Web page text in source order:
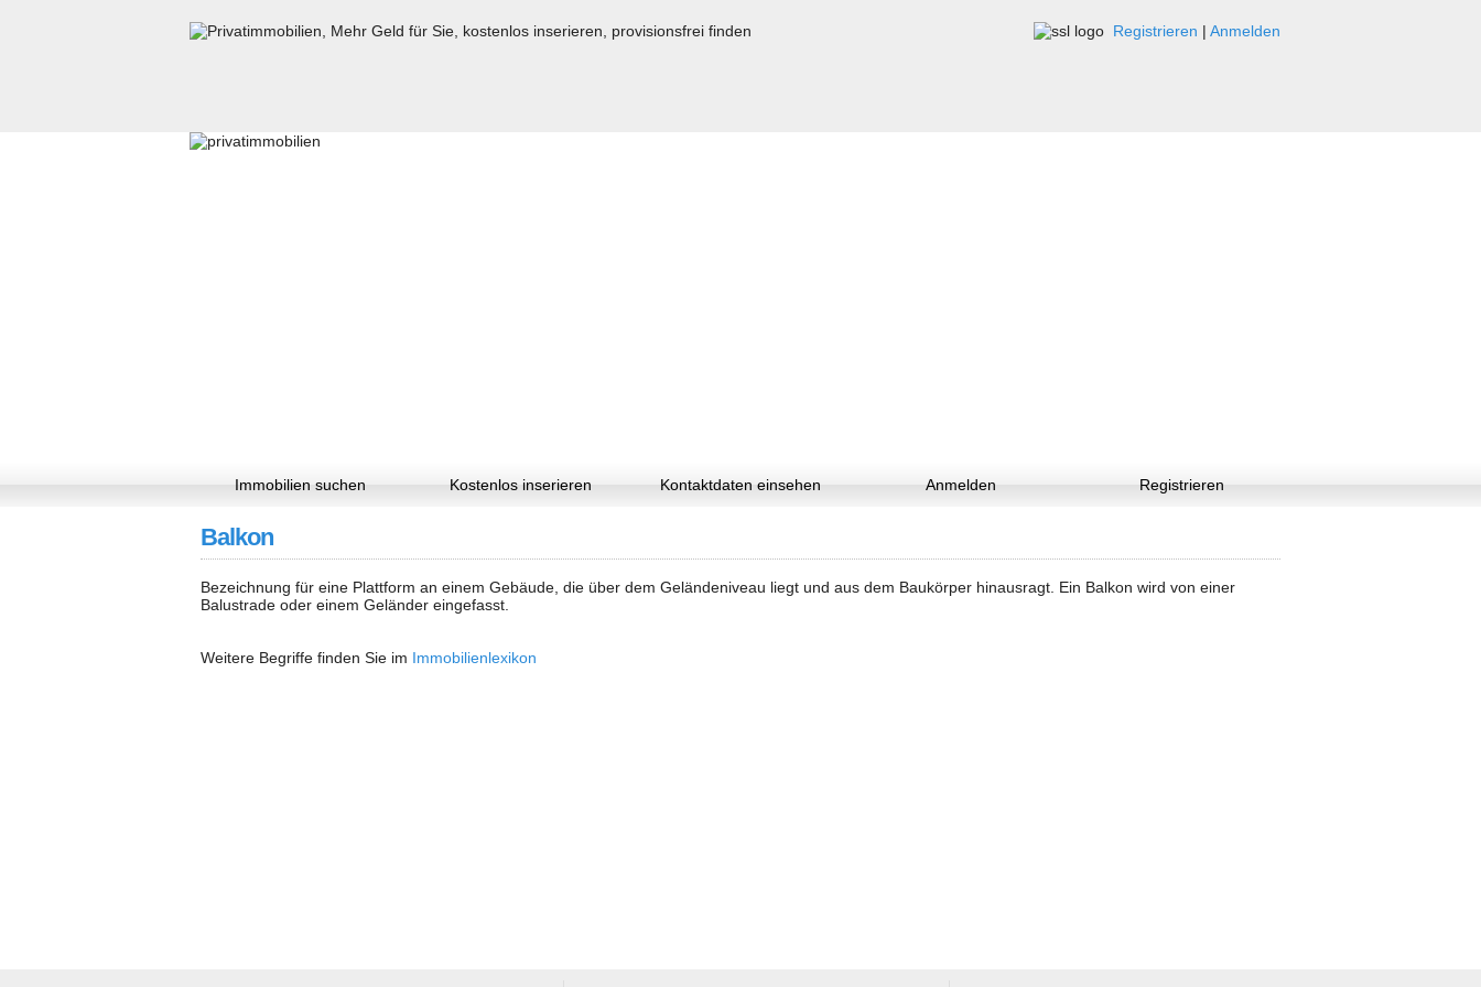
Registrieren | Anmelden
Immobilien suchen Kostenlos inserieren Kontaktdaten einsehen Anmelden Registrieren
Balkon
Bezeichnung für eine Plattform an einem Gebäude, die über dem Geländeniveau liegt und aus dem Baukörper hinausragt. Ein Balkon wird von einer
Balustrade oder einem Geländer eingefasst.
Weitere Begriffe finden Sie im Immobilienlexikon